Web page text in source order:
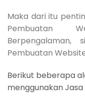
Maka dari itu
Pembuatan
Pembuatan
Berikut beberapa
menggunakan